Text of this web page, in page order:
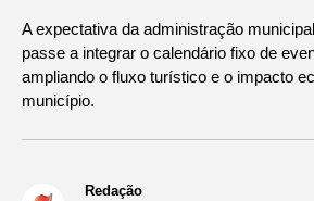
A expectativa da administração
passe a integrar o calendário fixo de
ampliando o fluxo turístico e o impacto
município.
Redação